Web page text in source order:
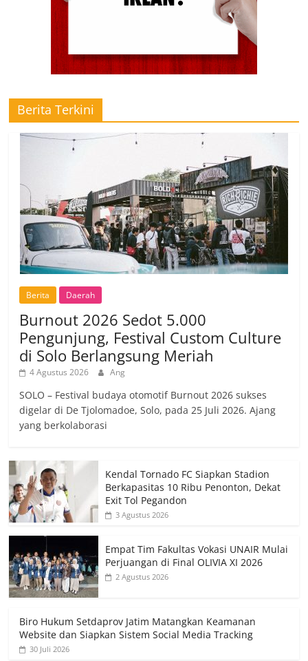
Berita Terkini
Berita Daerah
Burnout 2026 Sedot 5.000
Pengunjung, Festival Custom Culture
di Solo Berlangsung Meriah
4 Agustus 2026 Ang
SOLO – Festival budaya otomotif Burnout 2026 sukses
digelar di De Tjolomadoe, Solo, pada 25 Juli 2026. Ajang
yang berkolaborasi
Kendal Tornado FC Siapkan Stadion
Berkapasitas 10 Ribu Penonton, Dekat
Exit Tol Pegandon
3 Agustus 2026
Empat Tim Fakultas Vokasi UNAIR Mulai
Perjuangan di Final OLIVIA XI 2026
2 Agustus 2026
Biro Hukum Setdaprov Jatim Matangkan Keamanan
Website dan Siapkan Sistem Social Media Tracking
30 Juli 2026